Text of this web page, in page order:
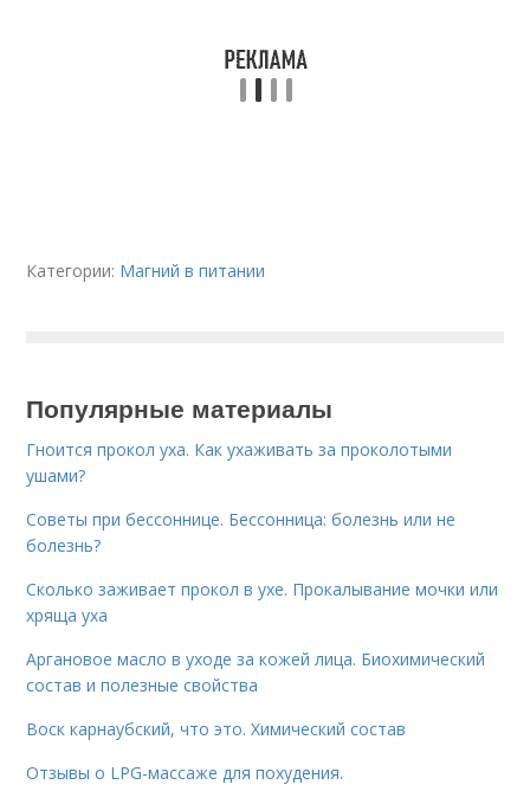
Категории: Магний в питании
Популярные материалы
Гноится прокол уха. Как ухаживать за проколотыми
ушами?
Советы при бессоннице. Бессонница: болезнь или не
болезнь?
Сколько заживает прокол в ухе. Прокалывание мочки или
хряща уха
Аргановое масло в уходе за кожей лица. Биохимический
состав и полезные свойства
Воск карнаубский, что это. Химический состав
Отзывы о LPG-массаже для похудения.